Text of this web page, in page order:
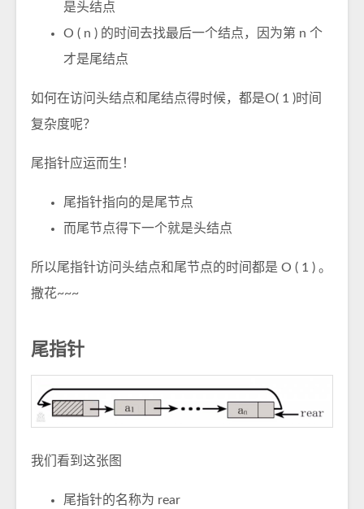
是头结点
O ( n ) 的时间去找最后一个结点，因为第 n 个
才是尾结点
如何在访问头结点和尾结点得时候，都是O( 1 )时间
复杂度呢？
尾指针应运而生！
尾指针指向的是尾节点
而尾节点得下一个就是头结点
所以尾指针访问头结点和尾节点的时间都是 O ( 1 ) 。
撒花~~~
尾指针
我们看到这张图
尾指针的名称为 rear